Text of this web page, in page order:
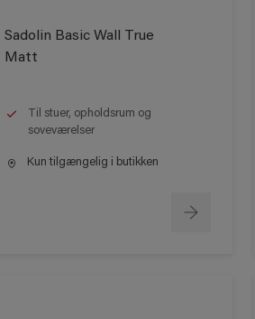
Sadolin Basic Wall True
Matt
Til stuer, opholdsrum og
soveværelser
Kun tilgængelig i butikken